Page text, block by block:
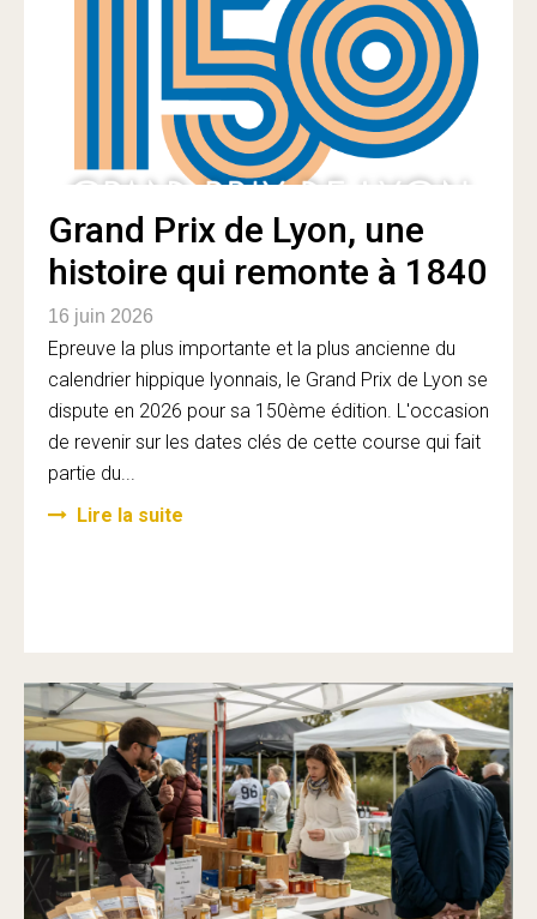
Grand Prix de Lyon, une
histoire qui remonte à 1840
16 juin 2026
Epreuve la plus importante et la plus ancienne du
calendrier hippique lyonnais, le Grand Prix de Lyon se
dispute en 2026 pour sa 150ème édition. L'occasion
de revenir sur les dates clés de cette course qui fait
partie du...
Lire la suite